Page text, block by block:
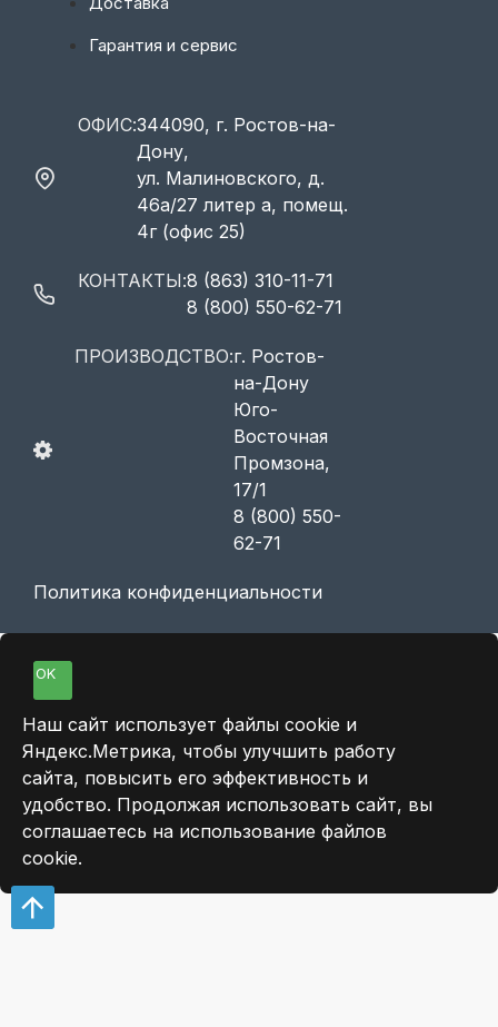
Гарантия и сервис
ОФИС:344090, г. Ростов-на-
Дону,
ул. Малиновского, д.
46а/27 литер а, помещ.
4г (офис 25)
КОНТАКТЫ:8 (863) 310-11-71
8 (800) 550-62-71
ПРОИЗВОДСТВО:г. Ростов-
на-Дону
Юго-
Восточная
Промзона,
17/1
8 (800) 550-
62-71
Политика конфиденциальности
OK
Наш сайт использует файлы cookie и
Яндекс.Метрика, чтобы улучшить работу
сайта, повысить его эффективность и
удобство. Продолжая использовать сайт, вы
соглашаетесь на использование файлов
cookie.